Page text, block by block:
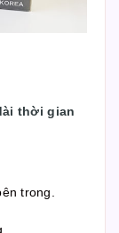
thời gian
trong.